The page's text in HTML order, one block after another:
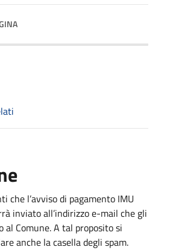
che l’avviso di pagamento IMU
inviato all’indirizzo e-mail che gli
Comune. A tal proposito si
anche la casella degli spam.